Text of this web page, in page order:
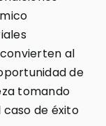
al
de
tomando
de éxito